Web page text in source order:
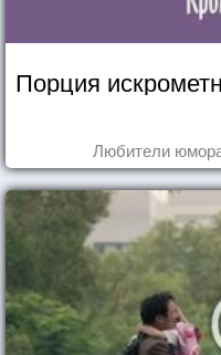
Порция
Любители